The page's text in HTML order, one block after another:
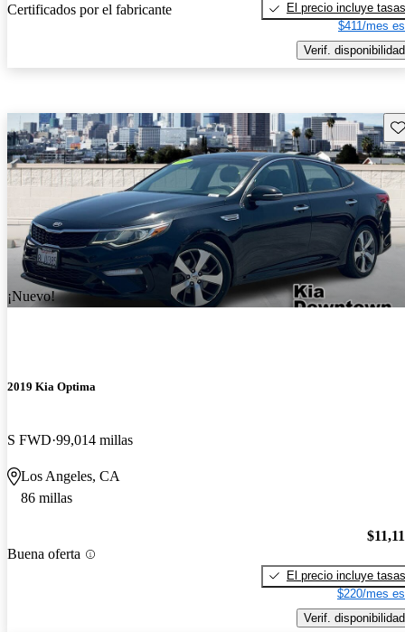
Certificados por el fabricante
El precio incluye tasas
$411/mes
Verif. disponibilidad
¡Nuevo!
2019 Kia Optima
S FWD 99,014 millas
Los Angeles, CA
86 millas
Buena oferta
El precio incluye tasas
$220/mes
Verif. disponibilidad